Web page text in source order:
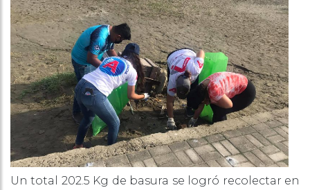
Un total 202.5 Kg de basura se logró recolectar en